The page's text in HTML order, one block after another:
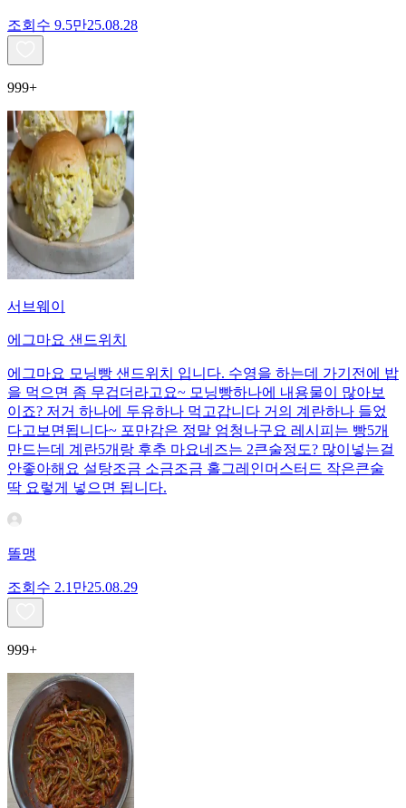
조회수 9.5만25.08.28
999+
서브웨이
에그마요 샌드위치
에그마요 모닝빵 샌드위치 입니다. 수영을 하는데 가기전에 밥
을 먹으면 좀 무겁더라고요~ 모닝빵하나에 내용물이 많아보
이죠? 저거 하나에 두유하나 먹고갑니다 거의 계란하나 들었
다고보면됩니다~ 포만감은 정말 엄청나구요 레시피는 빵5개
만드는데 계란5개랑 후추 마요네즈는 2큰술정도? 많이넣는걸
안좋아해요 설탕조금 소금조금 홀그레인머스터드 작은큰술
딱 요렇게 넣으면 됩니다.
똘맹
조회수 2.1만25.08.29
999+